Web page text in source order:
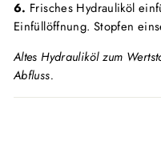
6. Frisches Hydrauliköl
Einfüllöffnung. Stopfen
Altes Hydrauliköl zum
Abfluss.